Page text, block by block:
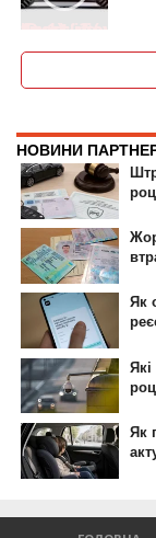
ID, "post_views_count", true); if ( $post_views >= 1) { ?>